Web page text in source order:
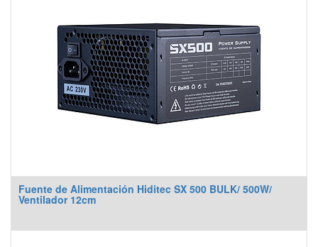
Fuente de Alimentación Hiditec SX 500 BULK/ 500W/
Ventilador 12cm